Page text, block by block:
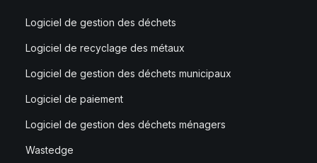
Logiciel de gestion des déchets
Logiciel de recyclage des métaux
Logiciel de gestion des déchets municipaux
Logiciel de paiement
Logiciel de gestion des déchets ménagers
Wastedge